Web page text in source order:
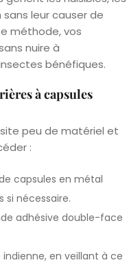
leur causer de
méthode, vos
nuire à
bénéfiques.
à capsules
peu de matériel et
:
capsules en métal
si nécessaire.
adhésive double-face
en veillant à ce